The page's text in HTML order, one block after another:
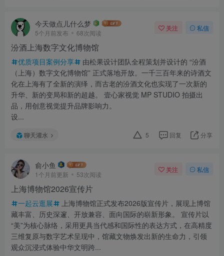
今天做点儿什么梦
5个月前发布 68次阅读
关注 私信
汾酒上海数字文化博物馆
优质项目案例分享
由松果设计团队全程策划并设计的 “汾酒
（上海）数字文化博物馆” 正式落地开放。一千三百年来的诗酒文
化在上海有了全新的演绎，而古老的汾酒文化也实现了一次新的
升华、新的变局和新的超越。 壹心家视觉 MP STUDIO 拍摄出
品，用创意视觉提升品牌影响力。
设...
聊天灌水 5 回复 分享
俞小鱼
1个月前更新 53次阅读
关注 私信
上海博物馆2026宣传片
一起云逛展
上海博物馆正式发布2026版宣传片，展现上博馆
藏丰富、历史深邃、开放兼容、面向国际的崭新形象。 宣传片以
“美”为核心脉络，采用更具当代感和国际性的表达方式，在高精度
三维复原与数字艺术呈现中，馆藏文物焕发出新的生命力，引领
观众沉浸式体验中华文明跨...